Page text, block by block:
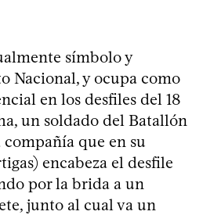
símbolo y
Nacional, y ocupa como
en los desfiles del 18
un soldado del Batallón
que en su
encabeza el desfile
por la brida a un
junto al cual va un